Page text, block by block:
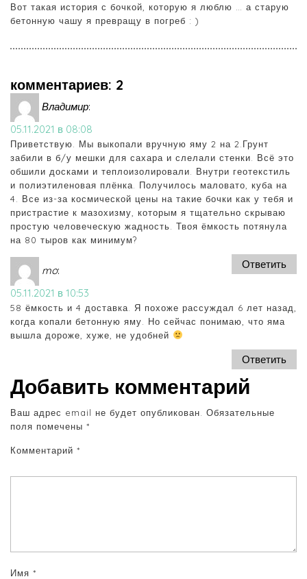
Вот такая история с бочкой, которую я люблю … а старую
бетонную чашу я превращу в погреб : )
комментариев: 2
Владимир:
05.11.2021 в 08:08
Приветствую. Мы выкопали вручную яму 2 на 2.Грунт
забили в б/у мешки для сахара и слелали стенки. Всё это
обшили досками и теплоизолировали. Внутри геотекстиль
и полиэтиленовая плёнка. Получилось маловато, куба на
4. Все из-за космической цены на такие бочки как у тебя и
пристрастие к мазохизму, которым я тщательно скрываю
простую человеческую жадность. Твоя ёмкость потянула
на 80 тыров как минимум?
Ответить
mo:
05.11.2021 в 10:53
58 ёмкость и 4 доставка. Я похоже рассуждал 6 лет назад,
когда копали бетонную яму. Но сейчас понимаю, что яма
вышла дороже, хуже, не удобней
Ответить
Добавить комментарий
Ваш адрес email не будет опубликован.
Обязательные
поля помечены *
Комментарий *
Имя *